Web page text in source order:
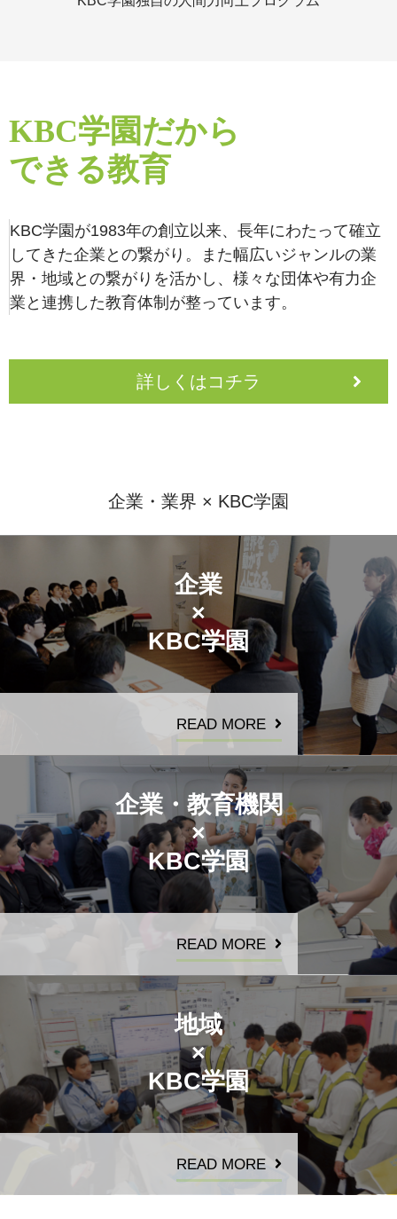
KBC学園だから
できる教育
KBC学園が1983年の創立以来、長年にわたって確立
してきた企業との繋がり。また幅広いジャンルの業
界・地域との繋がりを活かし、様々な団体や有力企
業と連携した教育体制が整っています。
詳しくはコチラ
企業・業界 × KBC学園
企業
×
KBC学園
READ MORE
企業・教育機関
×
KBC学園
READ MORE
地域
×
KBC学園
READ MORE